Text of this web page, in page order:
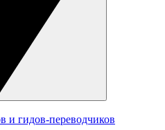
и гидов-переводчиков